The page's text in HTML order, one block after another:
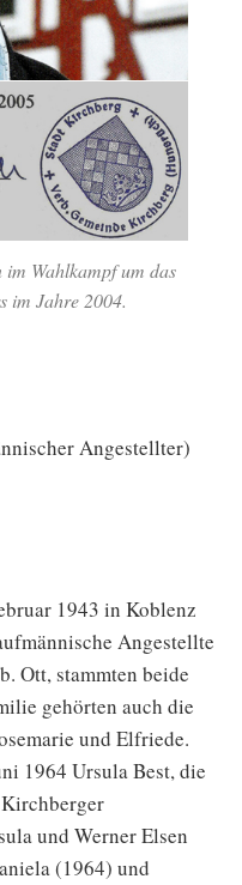
Wahlkampf um das
im Jahre 2004.
Angestellter)
1943 in Koblenz
Angestellte
Ott, stammten beide
gehörten auch die
und Elfriede.
1964 Ursula Best, die
und Werner Elsen
(1964) und